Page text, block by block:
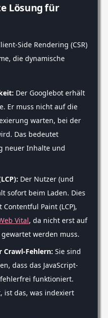
Lösung für
Side Rendering (CSR)
die dynamische
Der Googlebot erhält
Er muss nicht auf die
warten, bei der
Das bedeutet
neuer Inhalte und
Der Nutzer (und
sofort beim Laden. Dies
Paint (LCP),
Vital, da nicht erst auf
werden muss.
Crawl-Fehlern: Sie sind
dass das JavaScript-
funktioniert.
ist das, was indexiert